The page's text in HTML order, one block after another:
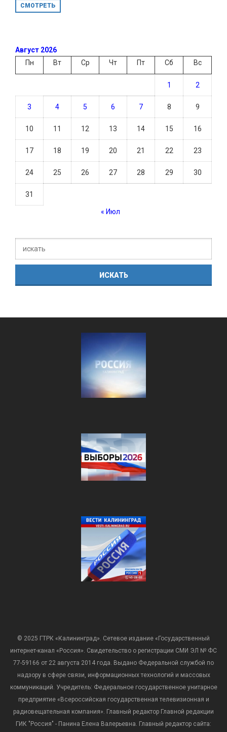
СМОТРЕТЬ
Август 2026
Пн
Вт Ср Чт Пт Сб Вс
1 2
3 4 5 6 7 8 9
10 11 12 13 14 15 16
17 18 19 20 21 22 23
24 25 26 27 28 29 30
31
« Июл
© 2025 ГТРК «Калининград». Сетевое издание «Государственный
интернет-канал «Россия». Свидетельство о регистрации СМИ ЭЛ № ФС
77-59166 от 22 августа 2014 года. Выдано Федеральной службой по
надзору в сфере связи, информационных технологий и массовых
коммуникаций. Учредитель: Федеральное государственное унитарное
предприятие «Всероссийская государственная телевизионная и
радиовещательная компания». Главный редактор Главной редакции
ГИК "Россия" - Панина Елена Валерьевна. Главный редактор сайта: